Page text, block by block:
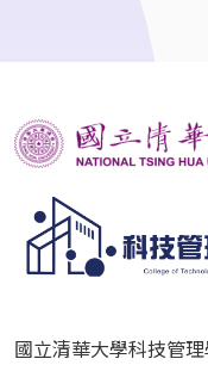
國立清華大學科技管